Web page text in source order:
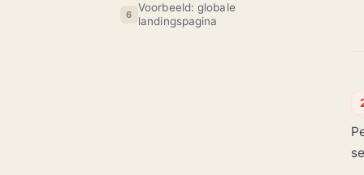
6
Voorbeeld: globale
landingspagina